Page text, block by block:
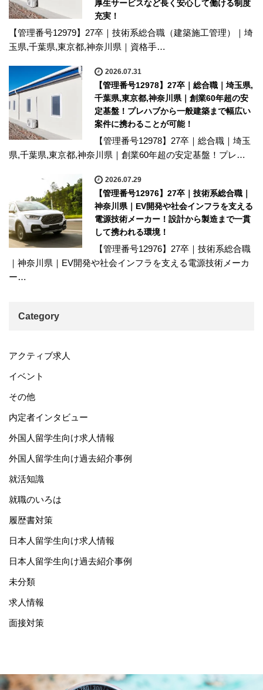
厚生サービスなど長く安心して働ける制度
充実！
【管理番号12979】27卒｜技術系総合職（建築施工管理）｜埼
玉県,千葉県,東京都,神奈川県｜資格手…
2026.07.31
【管理番号12978】27卒｜総合職｜埼玉県,
千葉県,東京都,神奈川県｜創業60年超の安
定基盤！プレハブから一般建築まで幅広い
案件に携わることが可能！
【管理番号12978】27卒｜総合職｜埼玉
県,千葉県,東京都,神奈川県｜創業60年超の安定基盤！プレ…
2026.07.29
【管理番号12976】27卒｜技術系総合職｜
神奈川県｜EV開発や社会インフラを支える
電源技術メーカー！設計から製造まで一貫
して携われる環境！
【管理番号12976】27卒｜技術系総合職
｜神奈川県｜EV開発や社会インフラを支える電源技術メーカ
ー…
Category
アクティブ求人
イベント
その他
内定者インタビュー
外国人留学生向け求人情報
外国人留学生向け過去紹介事例
就活知識
就職のいろは
履歴書対策
日本人留学生向け求人情報
日本人留学生向け過去紹介事例
未分類
求人情報
面接対策